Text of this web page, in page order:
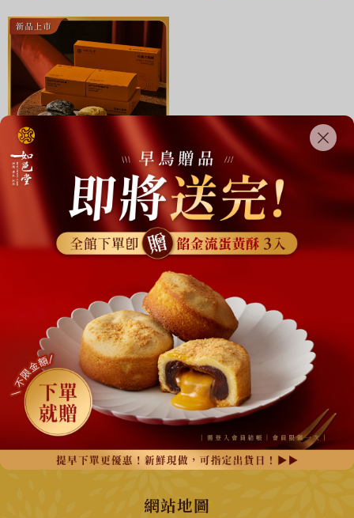
跨界新品上市!! 義大利頂級URBANI松露
【台灣｜官網限
定】松露法式雙饗
禮盒 6入 (葷)｜松
$1099 $1200
Add to cart
1
網站地圖